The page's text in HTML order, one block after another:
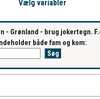
Vælg variabler
- Grønland - brug jokertegn.
både fam og kom: